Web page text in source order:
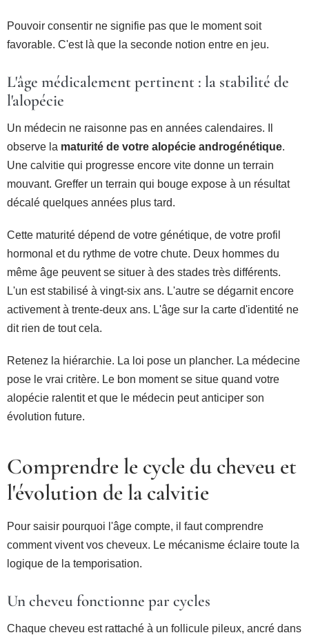
Pouvoir consentir ne signifie pas que le moment soit
favorable. C'est là que la seconde notion entre en jeu.
L'âge médicalement pertinent : la stabilité de
l'alopécie
Un médecin ne raisonne pas en années calendaires. Il
observe la maturité de votre alopécie androgénétique.
Une calvitie qui progresse encore vite donne un terrain
mouvant. Greffer un terrain qui bouge expose à un résultat
décalé quelques années plus tard.
Cette maturité dépend de votre génétique, de votre profil
hormonal et du rythme de votre chute. Deux hommes du
même âge peuvent se situer à des stades très différents.
L'un est stabilisé à vingt-six ans. L'autre se dégarnit encore
activement à trente-deux ans. L'âge sur la carte d'identité ne
dit rien de tout cela.
Retenez la hiérarchie. La loi pose un plancher. La médecine
pose le vrai critère. Le bon moment se situe quand votre
alopécie ralentit et que le médecin peut anticiper son
évolution future.
Comprendre le cycle du cheveu et
l'évolution de la calvitie
Pour saisir pourquoi l'âge compte, il faut comprendre
comment vivent vos cheveux. Le mécanisme éclaire toute la
logique de la temporisation.
Un cheveu fonctionne par cycles
Chaque cheveu est rattaché à un follicule pileux, ancré dans